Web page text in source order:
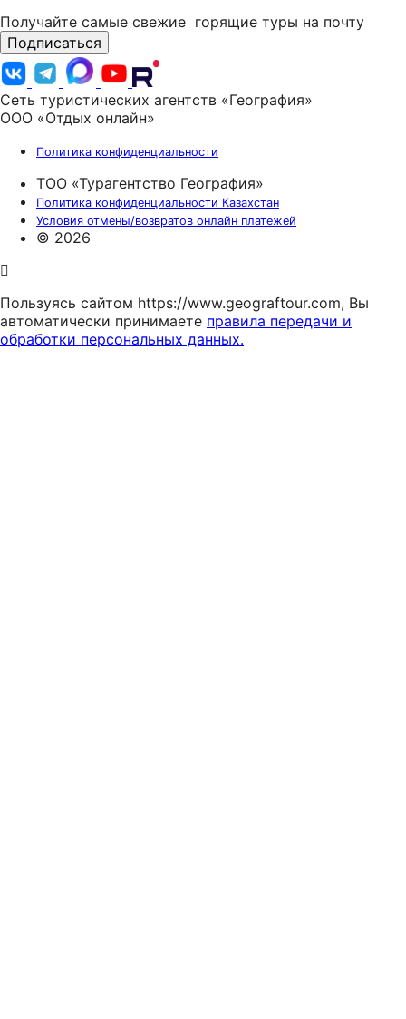
Получайте самые свежие горящие туры на почту
Подписаться
Сеть туристических агентств «География»
ООО «Отдых онлайн»
Политика конфиденциальности
ТОО «Турагентство География»
Политика конфиденциальности Казахстан
Условия отмены/возвратов онлайн платежей
© 2026
Пользуясь сайтом https://www.geograftour.com, Вы
автоматически принимаете правила передачи и
обработки персональных данных.